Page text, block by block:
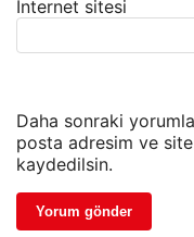
İnternet sitesi
Daha sonraki
posta adresim ve
kaydedilsin.